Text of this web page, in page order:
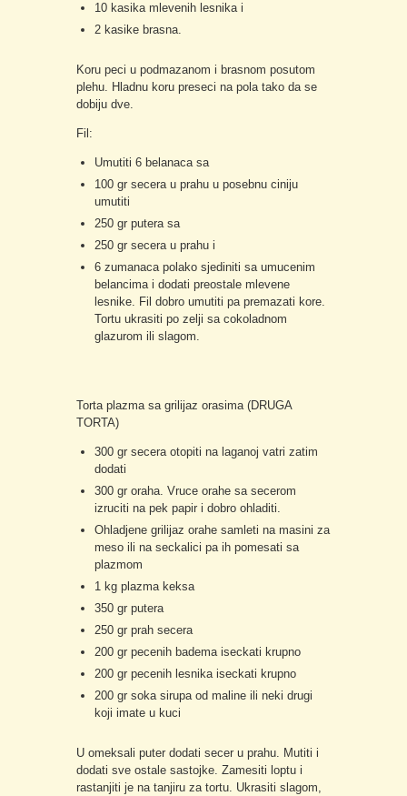
10 kasika mlevenih lesnika i
2 kasike brasna.
Koru peci u podmazanom i brasnom posutom
plehu. Hladnu koru preseci na pola tako da se
dobiju dve.
Fil:
Umutiti 6 belanaca sa
100 gr secera u prahu u posebnu ciniju
umutiti
250 gr putera sa
250 gr secera u prahu i
6 zumanaca polako sjediniti sa umucenim
belancima i dodati preostale mlevene
lesnike. Fil dobro umutiti pa premazati kore.
Tortu ukrasiti po zelji sa cokoladnom
glazurom ili slagom.
Torta plazma sa grilijaz orasima (DRUGA
TORTA)
300 gr secera otopiti na laganoj vatri zatim
dodati
300 gr oraha. Vruce orahe sa secerom
izruciti na pek papir i dobro ohladiti.
Ohladjene grilijaz orahe samleti na masini za
meso ili na seckalici pa ih pomesati sa
plazmom
1 kg plazma keksa
350 gr putera
250 gr prah secera
200 gr pecenih badema iseckati krupno
200 gr pecenih lesnika iseckati krupno
200 gr soka sirupa od maline ili neki drugi
koji imate u kuci
U omeksali puter dodati secer u prahu. Mutiti i
dodati sve ostale sastojke. Zamesiti loptu i
rastanjiti je na tanjiru za tortu. Ukrasiti slagom,